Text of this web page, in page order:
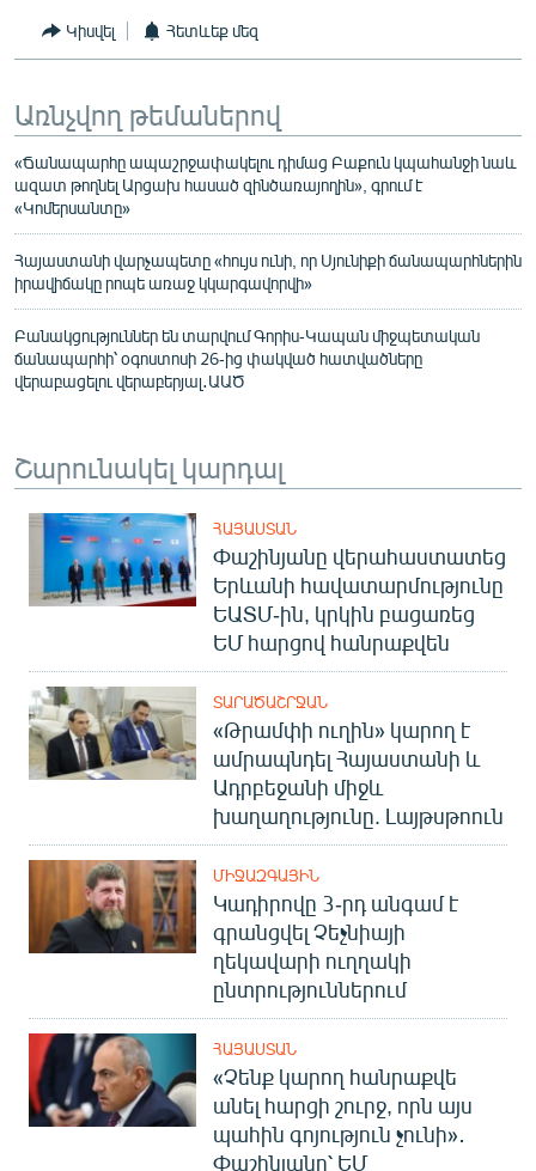
Կիսվել Հետևեք մեզ
Առնչվող թեմաներով
«Ճանապարհը ապաշրջափակելու դիմաց Բաքուն կպահանջի նաև
ազատ թողնել Արցախ հասած զինծառայողին», գրում է
«Կոմերսանտը»
Հայաստանի վարչապետը «հույս ունի, որ Սյունիքի ճանապարհներին
իրավիճակը րոպե առաջ կկարգավորվի»
Բանակցություններ են տարվում Գորիս-Կապան միջպետական
ճանապարհի՝ օգոստոսի 26-ից փակված հատվածները
վերաբացելու վերաբերյալ․ԱԱԾ
Շարունակել կարդալ
ՀԱՅԱՍՏԱՆ
Փաշինյանը վերահաստատեց
Երևանի հավատարմությունը
ԵԱՏՄ-ին, կրկին բացառեց
ԵՄ հարցով հանրաքվեն
ՏԱՐԱԾԱՇՐՋԱՆ
«Թրամփի ուղին» կարող է
ամրապնդել Հայաստանի և
Ադրբեջանի միջև
խաղաղությունը. Լայթսթոուն
ՄԻՋԱԶԳԱՅԻՆ
Կադիրովը 3-րդ անգամ է
գրանցվել Չեչնիայի
ղեկավարի ուղղակի
ընտրություններում
ՀԱՅԱՍՏԱՆ
«Չենք կարող հանրաքվե
անել հարցի շուրջ, որն այս
պահին գոյություն չունի»․
Փաշինյանը՝ ԵՄ